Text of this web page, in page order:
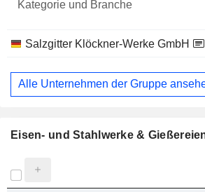
Salzgitter Klöckner-Werke GmbH
Alle Unternehmen der Gruppe
Eisen- und Stahlwerke &